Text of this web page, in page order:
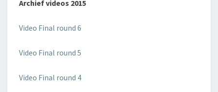
Archief videos 2015
Video Final round 6
Video Final round 5
Video Final round 4